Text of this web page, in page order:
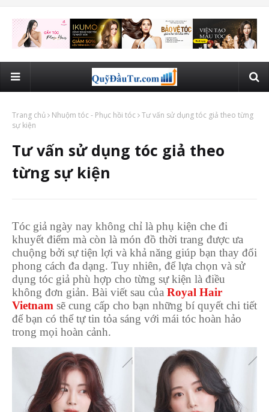
Trang chủ Nhuộm tóc - Phục hồi tóc Tư vấn sử dụng tóc giả theo từng
sự kiện
Tư vấn sử dụng tóc giả theo
từng sự kiện
Tóc giả ngày nay không chỉ là phụ kiện che đi
khuyết điểm mà còn là món đồ thời trang được ưa
chuộng bởi sự tiện lợi và khả năng giúp bạn thay đổi
phong cách đa dạng. Tuy nhiên, để lựa chọn và sử
dụng tóc giả phù hợp cho từng sự kiện là điều
không đơn giản. Bài viết sau của Royal Hair
Vietnam sẽ cung cấp cho bạn những bí quyết chi tiết
để bạn có thể tự tin tỏa sáng với mái tóc hoàn hảo
trong mọi hoàn cảnh.